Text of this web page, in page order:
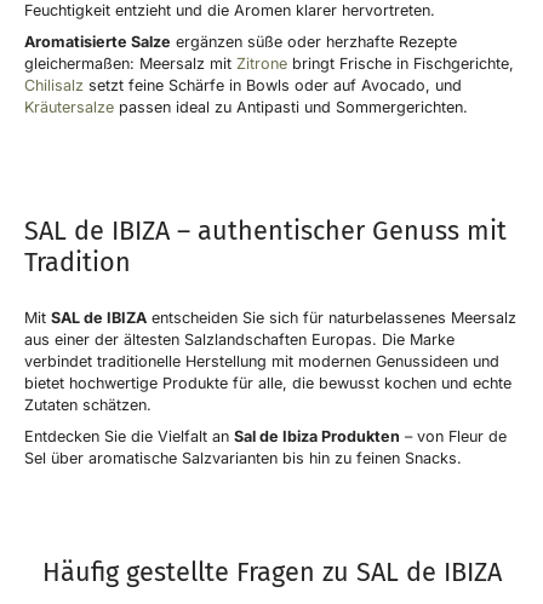
Feuchtigkeit entzieht und die Aromen klarer hervortreten.
Aromatisierte Salze ergänzen süße oder herzhafte Rezepte
gleichermaßen: Meersalz mit Zitrone bringt Frische in Fischgerichte,
Chilisalz setzt feine Schärfe in Bowls oder auf Avocado, und
Kräutersalze passen ideal zu Antipasti und Sommergerichten.
SAL de IBIZA – authentischer Genuss mit
Tradition
Mit SAL de IBIZA entscheiden Sie sich für naturbelassenes Meersalz
aus einer der ältesten Salzlandschaften Europas. Die Marke
verbindet traditionelle Herstellung mit modernen Genussideen und
bietet hochwertige Produkte für alle, die bewusst kochen und echte
Zutaten schätzen.
Entdecken Sie die Vielfalt an Sal de Ibiza Produkten – von Fleur de
Sel über aromatische Salzvarianten bis hin zu feinen Snacks.
Häufig gestellte Fragen zu SAL de IBIZA